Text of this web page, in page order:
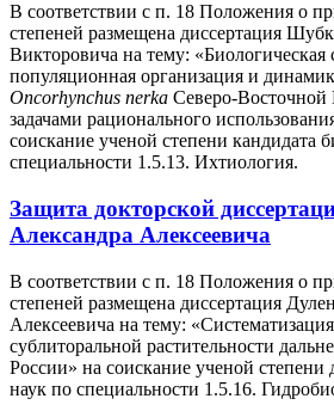
В соответствии с п. 18 Положения о
степеней размещена диссертация
Викторовича на тему: «Биологическая
популяционная организация и
Oncorhynchus nerka Северо-Восточной
задачами рационального
соискание ученой степени кандидата
специальности 1.5.13. Ихтиология.
Защита докторской
Александра Алексеевича
В соответствии с п. 18 Положения о
степеней размещена диссертация
Алексеевича на тему:
сублиторальной растительности
России» на соискание ученой степени
наук по специальности 1.5.16.